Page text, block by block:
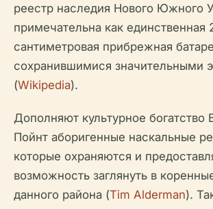
реестр наследия Нового Южного
примечательна как единственная
сантиметровая прибрежная
сохранившимися значительными
(Wikipedia).
Дополняют культурное богатство
Пойнт аборигенные наскальные
которые охраняются и
возможность заглянуть в
данного района (Tim Alderman).